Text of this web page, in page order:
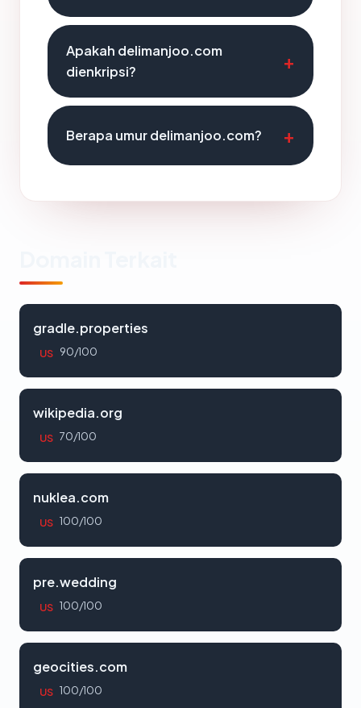
Apakah delimanjoo.com
dienkripsi?
Berapa umur delimanjoo.com?
gradle.properties
US 90/100
wikipedia.org
US 70/100
nuklea.com
US 100/100
pre.wedding
US 100/100
geocities.com
US 100/100